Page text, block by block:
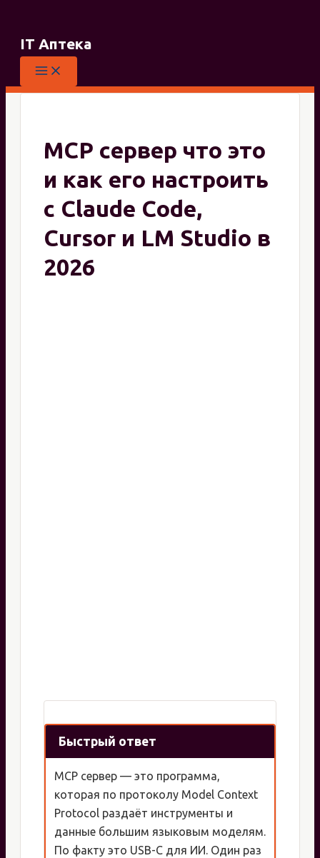
содержимому
IT Аптека
MCP сервер что это
и как его настроить
с Claude Code,
Cursor и LM Studio в
2026
Быстрый ответ
MCP сервер — это программа,
которая по протоколу Model Context
Protocol раздаёт инструменты и
данные большим языковым моделям.
По факту это USB-C для ИИ. Один раз